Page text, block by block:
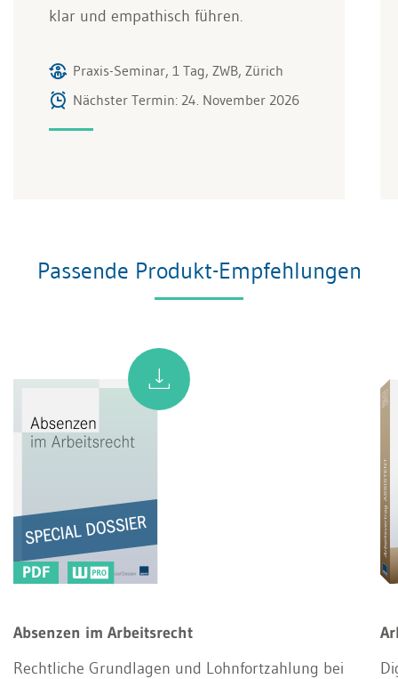
klar und empathisch führen.
Praxis-Seminar, 1 Tag, ZWB, Zürich
Nächster Termin: 24. November 2026
Passende Produkt-Empfehlungen
PDF
Absenzen im Arbeitsrecht
Rechtliche Grundlagen und Lohnfortzahlung bei